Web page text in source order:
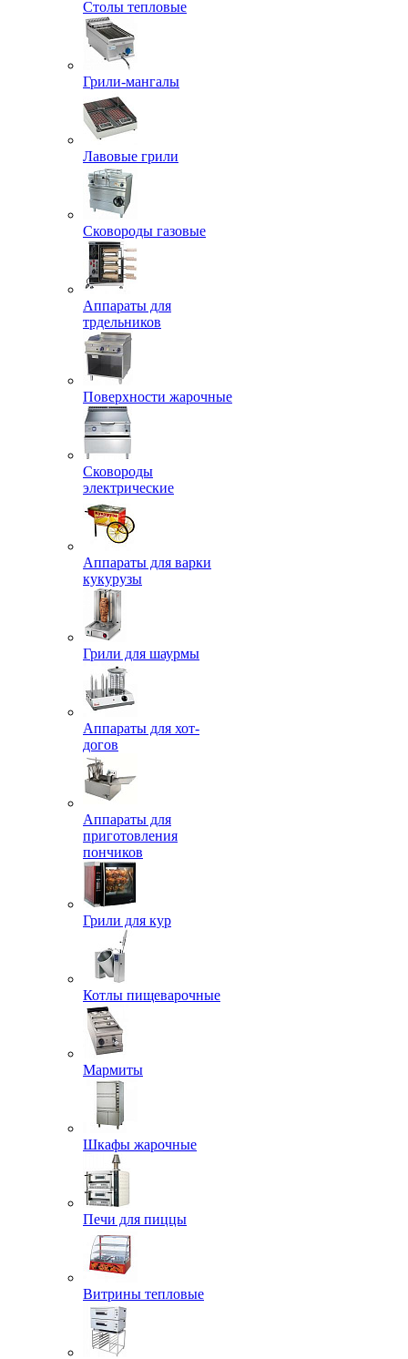
Столы тепловые
Грили-мангалы
Лавовые грили
Сковороды газовые
Аппараты для
трдельников
Поверхности жарочные
Сковороды
электрические
Аппараты для варки
кукурузы
Грили для шаурмы
Аппараты для хот-
догов
Аппараты для
приготовления
пончиков
Грили для кур
Котлы пищеварочные
Мармиты
Шкафы жарочные
Печи для пиццы
Витрины тепловые